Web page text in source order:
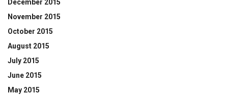
December 2015
November 2015
October 2015
August 2015
July 2015
June 2015
May 2015